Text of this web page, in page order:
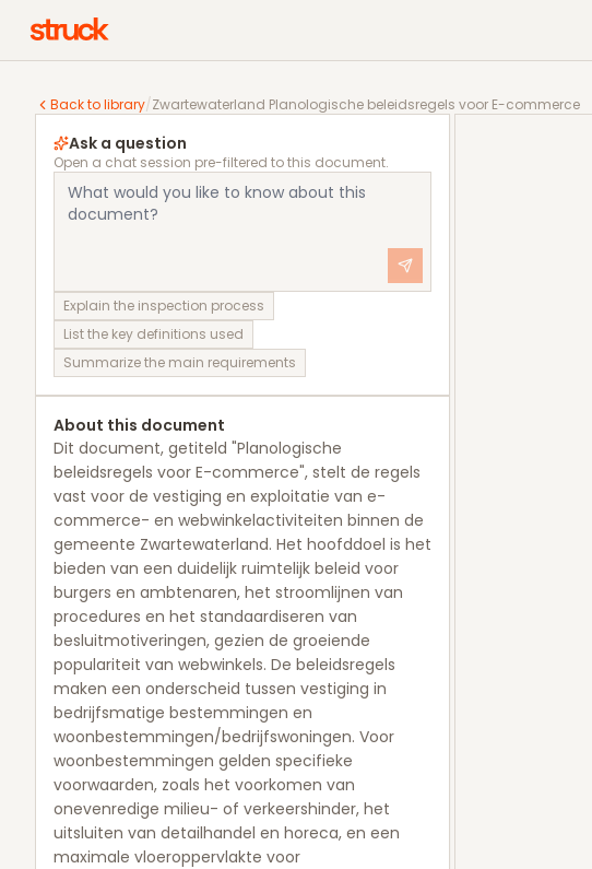
Back to library/Zwartewaterland Planologische beleidsregels voor E-commerce
Zwartewaterland Planologische beleidsregels voor E-commerce
Ask a question
Open a chat session pre-filtered to this document.
Explain the inspection process
List the key definitions used
Summarize the main requirements
About this document
Dit document, getiteld "Planologische
beleidsregels voor E-commerce", stelt de regels
vast voor de vestiging en exploitatie van e-
commerce- en webwinkelactiviteiten binnen de
gemeente Zwartewaterland. Het hoofddoel is het
bieden van een duidelijk ruimtelijk beleid voor
burgers en ambtenaren, het stroomlijnen van
procedures en het standaardiseren van
besluitmotiveringen, gezien de groeiende
populariteit van webwinkels. De beleidsregels
maken een onderscheid tussen vestiging in
bedrijfsmatige bestemmingen en
woonbestemmingen/bedrijfswoningen. Voor
woonbestemmingen gelden specifieke
voorwaarden, zoals het voorkomen van
onevenredige milieu- of verkeershinder, het
uitsluiten van detailhandel en horeca, en een
maximale vloeroppervlakte voor